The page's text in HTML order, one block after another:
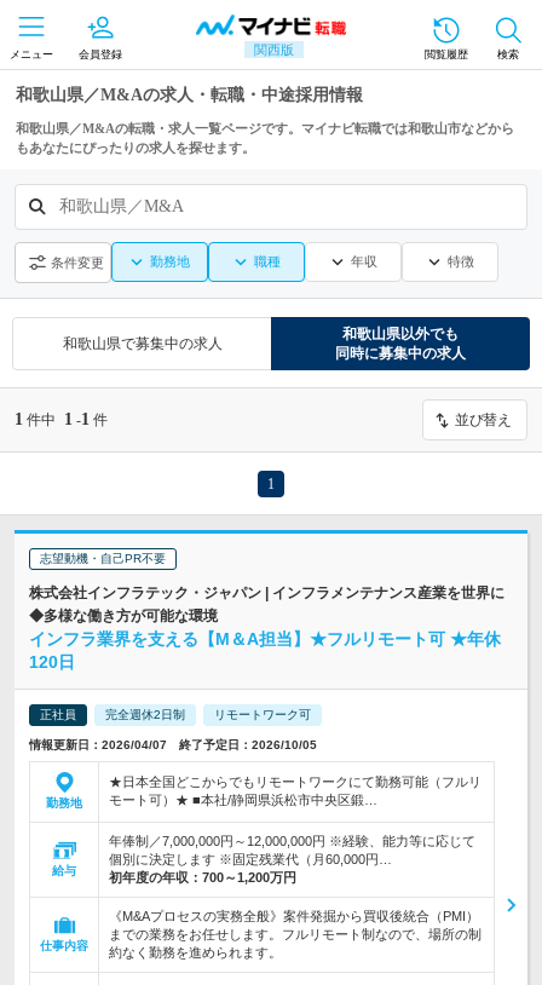
関西版
メニュー 会員登録 閲覧履歴 検索
和歌山県／M&Aの求人・転職・中途採用情報
和歌山県／M&Aの転職・求人一覧ページです。マイナビ転職では和歌山市などから
もあなたにぴったりの求人を探せます。
和歌山県／M&A
条件変更 勤務地 職種 年収 特徴
和歌山県で募集中の求人
和歌山県以外でも
同時に募集中の求人
1 件中 1 -1 件 並び替え
1
志望動機・自己PR不要
株式会社インフラテック・ジャパン | インフラメンテナンス産業を世界に
◆多様な働き方が可能な環境
インフラ業界を支える【M＆A担当】★フルリモート可 ★年休
120日
正社員 完全週休2日制 リモートワーク可
情報更新日：2026/04/07 終了予定日：2026/10/05
勤務地
★日本全国どこからでもリモートワークにて勤務可能（フルリ
モート可）★ ■本社/静岡県浜松市中央区鍛…
給与
年俸制／7,000,000円～12,000,000円 ※経験、能力等に応じて
個別に決定します ※固定残業代（月60,000円…
初年度の年収： 700～1,200万円
仕事内容
《M&Aプロセスの実務全般》案件発掘から買収後統合（PMI）
までの業務をお任せします。フルリモート制なので、場所の制
約なく勤務を進められます。